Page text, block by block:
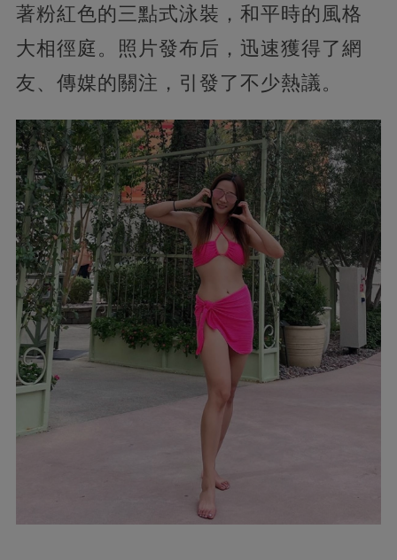
著粉紅色的三點式泳裝，和平時的風格
大相徑庭。照片發布后，迅速獲得了網
友、傳媒的關注，引發了不少熱議。